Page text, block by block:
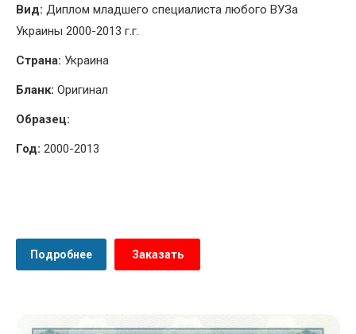
Вид: Диплом младшего специалиста любого ВУЗа
Украины 2000-2013 г.г.
Страна: Украина
Бланк: Оригинал
Образец:
Год: 2000-2013
Подробнее Заказать